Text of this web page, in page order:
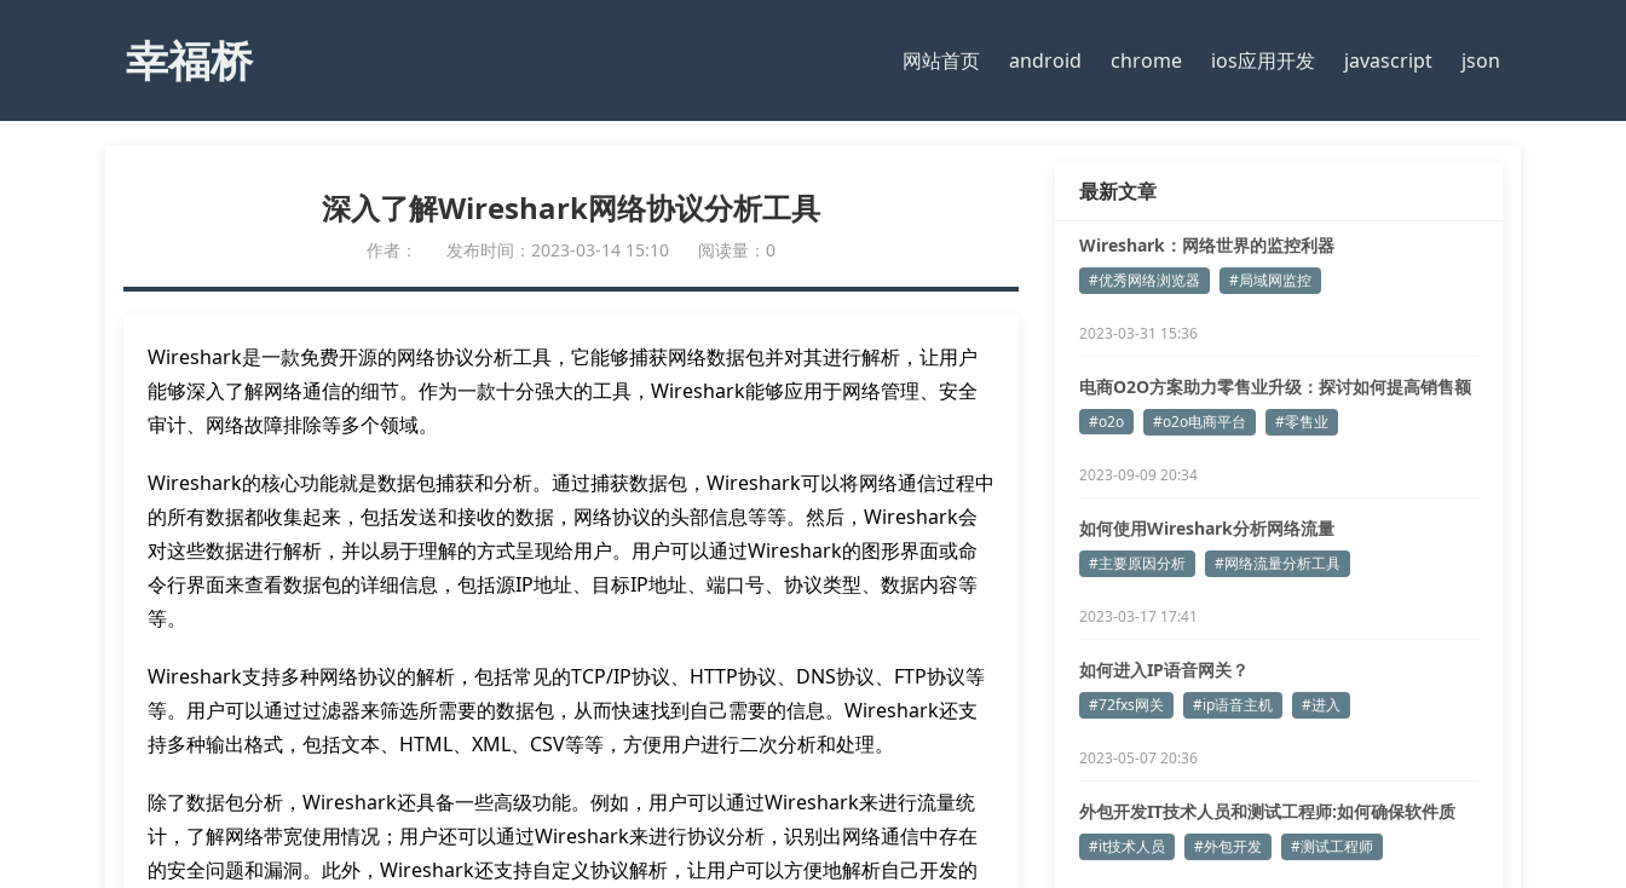
幸福桥 网站首页 android chrome ios应用开发 javascript json
深入了解Wireshark网络协议分析工具
作者： 发布时间：2023-03-14 15:10 阅读量：0
Wireshark是一款免费开源的网络协议分析工具，它能够捕获网络数据包并对其进行解析，让用户
能够深入了解网络通信的细节。作为一款十分强大的工具，Wireshark能够应用于网络管理、安全
审计、网络故障排除等多个领域。
Wireshark的核心功能就是数据包捕获和分析。通过捕获数据包，Wireshark可以将网络通信过程中
的所有数据都收集起来，包括发送和接收的数据，网络协议的头部信息等等。然后，Wireshark会
对这些数据进行解析，并以易于理解的方式呈现给用户。用户可以通过Wireshark的图形界面或命
令行界面来查看数据包的详细信息，包括源IP地址、目标IP地址、端口号、协议类型、数据内容等
等。
Wireshark支持多种网络协议的解析，包括常见的TCP/IP协议、HTTP协议、DNS协议、FTP协议等
等。用户可以通过过滤器来筛选所需要的数据包，从而快速找到自己需要的信息。Wireshark还支
持多种输出格式，包括文本、HTML、XML、CSV等等，方便用户进行二次分析和处理。
除了数据包分析，Wireshark还具备一些高级功能。例如，用户可以通过Wireshark来进行流量统
计，了解网络带宽使用情况；用户还可以通过Wireshark来进行协议分析，识别出网络通信中存在
的安全问题和漏洞。此外，Wireshark还支持自定义协议解析，让用户可以方便地解析自己开发的
最新文章
Wireshark：网络世界的监控利器
#优秀网络浏览器 #局域网监控
2023-03-31 15:36
电商O2O方案助力零售业升级：探讨如何提高销售额
和客户满意度
#o2o #o2o电商平台 #零售业
2023-09-09 20:34
如何使用Wireshark分析网络流量
#主要原因分析 #网络流量分析工具
2023-03-17 17:41
如何进入IP语音网关？
#72fxs网关 #ip语音主机 #进入
2023-05-07 20:36
外包开发IT技术人员和测试工程师:如何确保软件质
量?
#it技术人员 #外包开发 #测试工程师